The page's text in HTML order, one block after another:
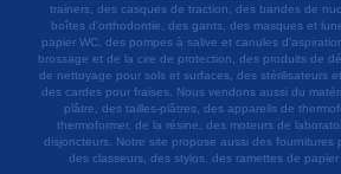
trainers, des casques de traction, des bandes de
boîtes d'orthodontie, des gants, des masques et
papier WC, des pompes à salive et canules
brossage et de la cire de protection, des produits de
de nettoyage pour sols et surfaces, des stérilisateurs
des cardes pour fraises. Nous vendons aussi du
plâtre, des tailles-plâtres, des appareils de
thermoformer, de la résine, des moteurs de
disjoncteurs. Notre site propose aussi des fournitures
des classeurs, des stylos, des ramettes de